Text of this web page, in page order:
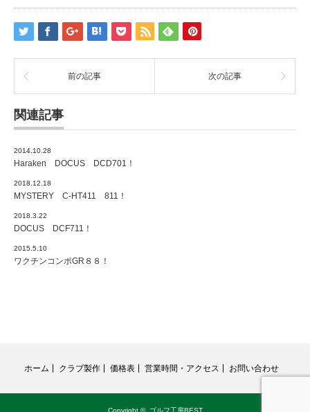
前の記事 次の記事
関連記事
2014.10.28
Haraken DOCUS DCD701！
2018.12.18
MYSTERY C-HT411 811！
2018.3.22
DOCUS DCF711！
2015.5.10
ワクチンコンポGR８８！
ホーム クラブ製作 価格表 営業時間・アクセス お問い合わせ
Copyright © ゴルフ工房BEST